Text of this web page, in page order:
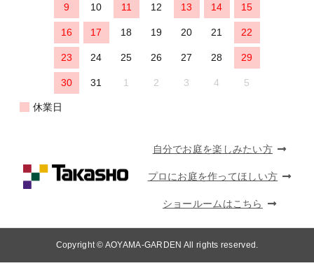
9 10 11 12 13 14 15
16 17 18 19 20 21 22
23 24 25 26 27 28 29
30 31 1 2 3 4 5
休業日
自分でお庭を楽しみたい方
プロにお庭を作ってほしい方
ショールームはこちら
Copyright © AOYAMA-GARDEN All rights reserved.